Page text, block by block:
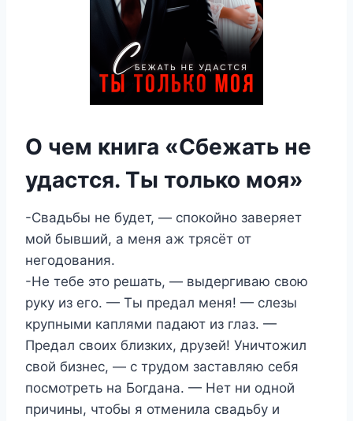
О чем книга «Сбежать не
удастся. Ты только моя»
-Свадьбы не будет, — спокойно заверяет
мой бывший, а меня аж трясёт от
негодования.
-Не тебе это решать, — выдергиваю свою
руку из его. — Ты предал меня! — слезы
крупными каплями падают из глаз. —
Предал своих близких, друзей! Уничтожил
свой бизнес, — с трудом заставляю себя
посмотреть на Богдана. — Нет ни одной
причины, чтобы я отменила свадьбу и